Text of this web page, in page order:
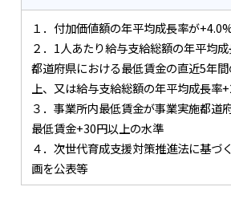
１．付加価値額の年平均成長率が
２．1人あたり給与支給総額の年平均
都道府県における最低賃金の直近5年
上、又は給与支給総額の年平均成長率
３．事業所内最低賃金が事業実施都道
最低賃金+30円以上の水準
４．次世代育成支援対策推進法に基づ
画を公表等